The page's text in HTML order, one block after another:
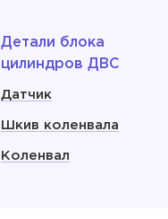
Детали блока
цилиндров ДВС
Датчик
Шкив коленвала
Коленвал